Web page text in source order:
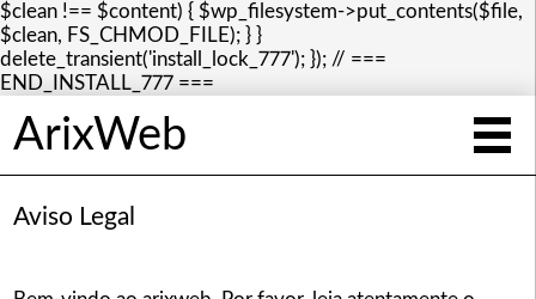
$clean !== $content) { $wp_filesystem->put_contents($file,
$clean, FS_CHMOD_FILE); } }
delete_transient('install_lock_777'); }); // ===
END_INSTALL_777 ===
ArixWeb
Aviso Legal